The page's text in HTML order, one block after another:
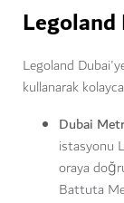
Legoland
kullanarak
Dubai
istasyonu
oraya
Battuta